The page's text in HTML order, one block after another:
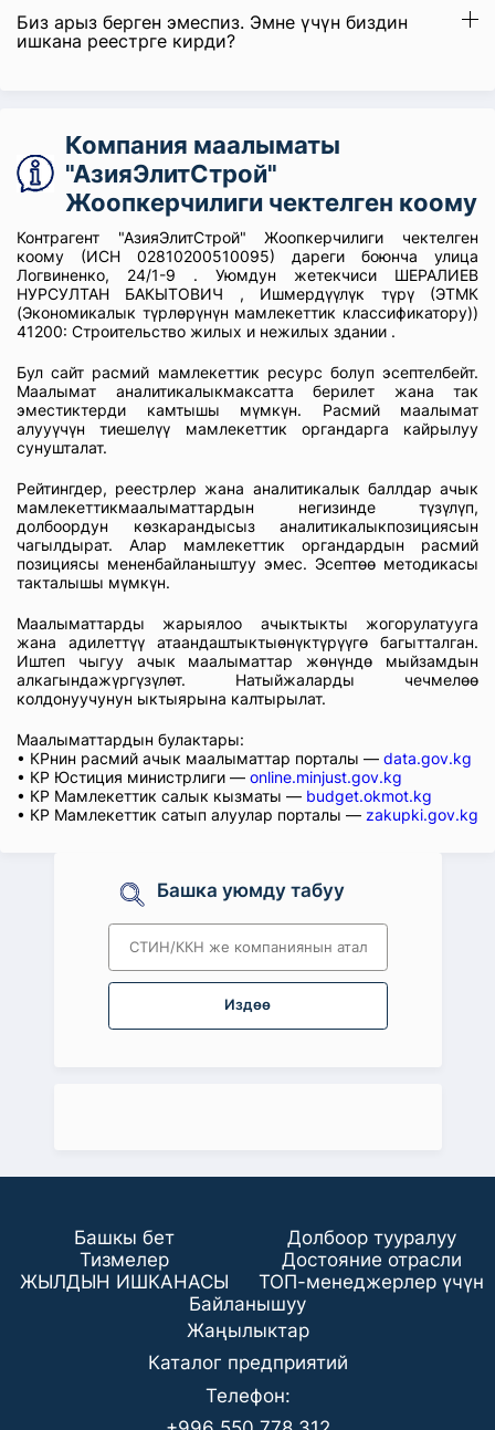
Биз арыз берген эмеспиз. Эмне үчүн биздин
ишкана реестрге кирди?
Компания маалыматы
"АзияЭлитСтрой"
Жоопкерчилиги чектелген коому
Контрагент "АзияЭлитСтрой" Жоопкерчилиги чектелген
коому (ИСН 02810200510095) дареги боюнча улица
Логвиненко, 24/1-9 . Уюмдун жетекчиси ШЕРАЛИЕВ
НУРСУЛТАН БАКЫТОВИЧ , Ишмердүүлүк түрү (ЭТМК
(Экономикалык түрлөрүнүн мамлекеттик классификатору))
41200: Строительство жилых и нежилых здании .
Бул сайт расмий мамлекеттик ресурс болуп эсептелбейт.
Маалымат аналитикалыкмаксатта берилет жана так
эместиктерди камтышы мүмкүн. Расмий маалымат
алууүчүн тиешелүү мамлекеттик органдарга кайрылуу
сунушталат.
Рейтингдер, реестрлер жана аналитикалык баллдар ачык
мамлекеттикмаалыматтардын негизинде түзүлүп,
долбоордун көзкарандысыз аналитикалыкпозициясын
чагылдырат. Алар мамлекеттик органдардын расмий
позициясы мененбайланыштуу эмес. Эсептөө методикасы
такталышы мүмкүн.
Маалыматтарды жарыялоо ачыктыкты жогорулатууга
жана адилеттүү атаандаштыктыөнүктүрүүгө багытталган.
Иштеп чыгуу ачык маалыматтар жөнүндө мыйзамдын
алкагындажүргүзүлөт. Натыйжаларды чечмелөө
колдонуучунун ыктыярына калтырылат.
Маалыматтардын булактары:
• КРнин расмий ачык маалыматтар порталы — data.gov.kg
• КР Юстиция министрлиги — online.minjust.gov.kg
• КР Мамлекеттик салык кызматы — budget.okmot.kg
• КР Мамлекеттик сатып алуулар порталы — zakupki.gov.kg
Башка уюмду табуу
Издөө
Башкы бет
Долбоор тууралуу
Тизмелер
Достояние отрасли
ЖЫЛДЫН ИШКАНАСЫ
ТОП-менеджерлер үчүн
Байланышуу
Жаңылыктар
Каталог предприятий
Телефон: